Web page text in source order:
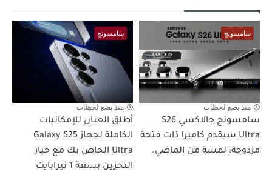
سامسونج
منذ بضع لحظات
سامسونج جالاكسي S26
Ultra سيقدم كاميرا ذات فتحة
مزدوجة: لمسة من الماضي.
سامسونج
منذ بضع لحظات
أطلق العنان للإمكانيات
الكاملة لجهاز Galaxy S25
Ultra الخاص بك مع خيار
التخزين بسعة 1 تيرابايت